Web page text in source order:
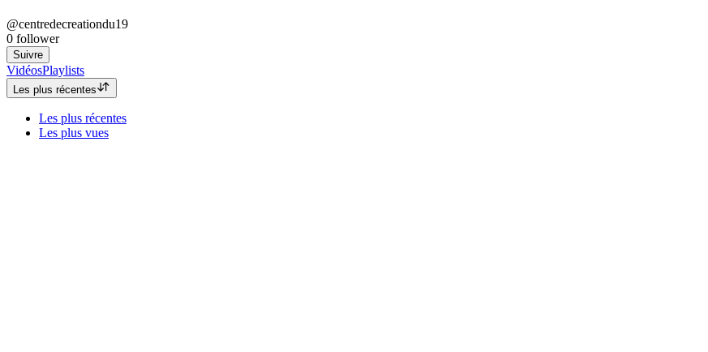
@centredecreationdu19
0 follower
Suivre
VidéosPlaylists
Les plus récentes
Les plus récentes
Les plus vues